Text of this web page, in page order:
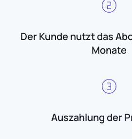
Der Kunde nutzt das
Monate
Auszahlung der